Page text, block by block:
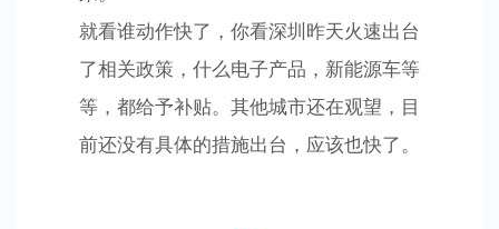
就看谁动作快了，你看深圳昨天火速出台
了相关政策，什么电子产品，新能源车等
等，都给予补贴。其他城市还在观望，目
前还没有具体的措施出台，应该也快了。